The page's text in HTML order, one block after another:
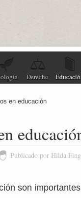
Derecho
en educación
Publicado por Hilda
son